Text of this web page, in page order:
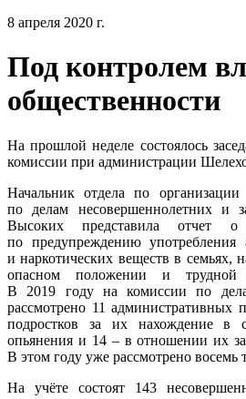
8 апреля 2020 г.
Под контролем
общественности
На прошлой неделе состоялось
комиссии при администрации
Начальник отдела по организации
по делам несовершеннолетних и
Высоких представила отчет о
по предупреждению употребления
и наркотических веществ в семьях,
опасном положении и трудной
В 2019 году на комиссии по
рассмотрено 11 административных
подростков за их нахождение в
опьянения и 14 – в отношении их
В этом году уже рассмотрено восемь
На учёте состоят 143